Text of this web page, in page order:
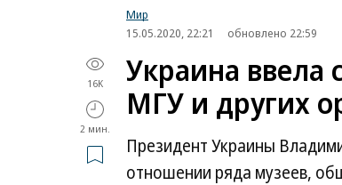
Мир
15.05.2020, 22:21
обновлено 22:59
16K
2 мин.
Украина ввела
МГУ и других
Президент Украины
отношении ряда музеев,